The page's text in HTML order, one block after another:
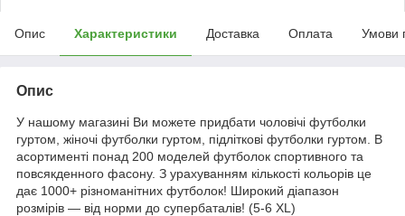
Опис Характеристики Доставка Оплата Умови
Опис
У нашому магазині Ви можете придбати чоловічі футболки
гуртом, жіночі футболки гуртом, підліткові футболки гуртом. В
асортименті понад 200 моделей футболок спортивного та
повсякденного фасону. З урахуванням кількості кольорів це
дає 1000+ різноманітних футболок! Широкий діапазон
розмірів — від норми до супербаталів! (5-6 XL)